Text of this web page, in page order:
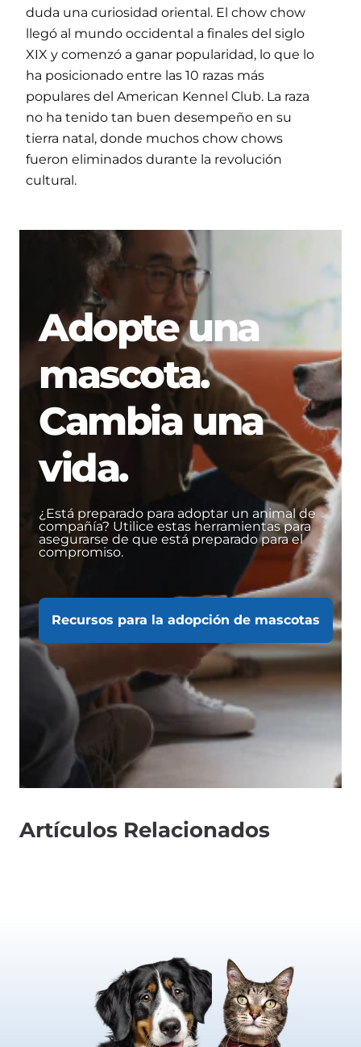
duda una curiosidad oriental. El chow chow
llegó al mundo occidental a finales del siglo
XIX y comenzó a ganar popularidad, lo que lo
ha posicionado entre las 10 razas más
populares del American Kennel Club. La raza
no ha tenido tan buen desempeño en su
tierra natal, donde muchos chow chows
fueron eliminados durante la revolución
cultural.
Adopte una
mascota.
Cambia una
vida.
¿Está preparado para adoptar un animal de
compañía? Utilice estas herramientas para
asegurarse de que está preparado para el
compromiso.
Recursos para la adopción de mascotas
Artículos Relacionados